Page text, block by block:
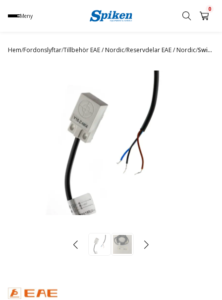
Meny
namn,
0
Hem/Fordonslyftar/Tillbehör EAE / Nordic/Reservdelar EAE / Nordic/ Switch / Brytare 6501V (Ny ver)